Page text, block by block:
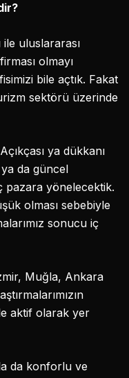
uluslararası
olmayı
bile açtık. Fakat
sektörü üzerinde
ya dükkanı
da güncel
pazara yönelecektik.
olması sebebiyle
sonucu iç
Muğla, Ankara
aktif olarak yer
da konforlu ve